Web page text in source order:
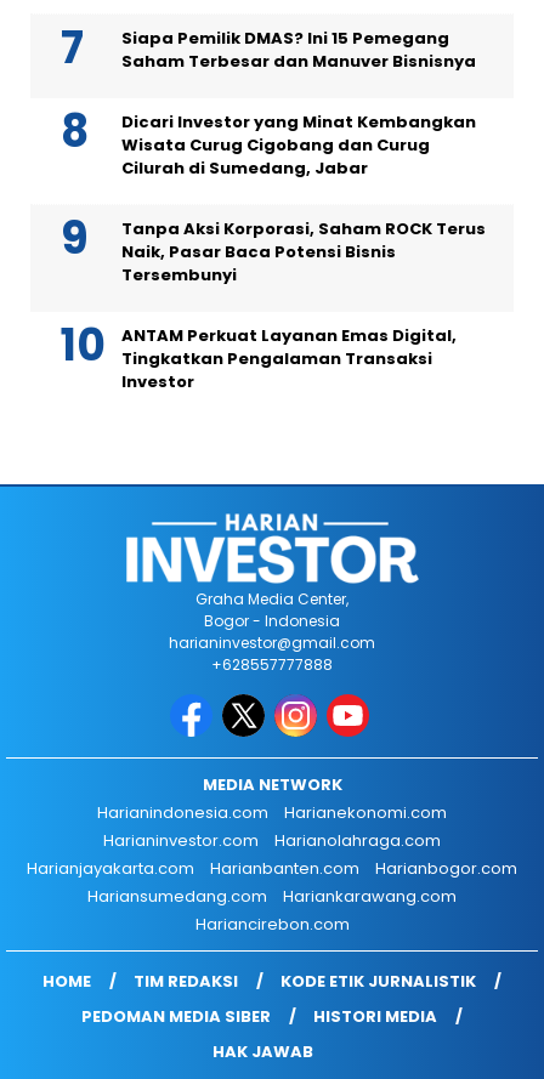
Siapa Pemilik DMAS? Ini 15 Pemegang
Saham Terbesar dan Manuver Bisnisnya
Dicari Investor yang Minat Kembangkan
Wisata Curug Cigobang dan Curug
Cilurah di Sumedang, Jabar
Tanpa Aksi Korporasi, Saham ROCK Terus
Naik, Pasar Baca Potensi Bisnis
Tersembunyi
ANTAM Perkuat Layanan Emas Digital,
Tingkatkan Pengalaman Transaksi
Investor
Graha Media Center,
Bogor - Indonesia
harianinvestor@gmail.com
+628557777888
MEDIA NETWORK
Harianindonesia.com
Harianekonomi.com
Harianinvestor.com
Harianolahraga.com
Harianjayakarta.com
Harianbanten.com
Harianbogor.com
Hariansumedang.com
Hariankarawang.com
Hariancirebon.com
HOME TIM REDAKSI
KODE ETIK JURNALISTIK
PEDOMAN MEDIA SIBER
HISTORI MEDIA
HAK JAWAB